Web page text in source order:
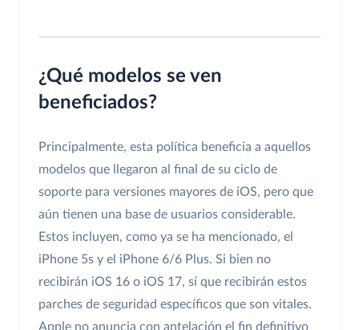
¿Qué modelos se ven
beneficiados?
Principalmente, esta política beneficia a aquellos
modelos que llegaron al final de su ciclo de
soporte para versiones mayores de iOS, pero que
aún tienen una base de usuarios considerable.
Estos incluyen, como ya se ha mencionado, el
iPhone 5s y el iPhone 6/6 Plus. Si bien no
recibirán iOS 16 o iOS 17, sí que recibirán estos
parches de seguridad específicos que son vitales.
Apple no anuncia con antelación el fin definitivo